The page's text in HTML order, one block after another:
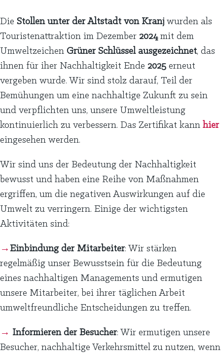
Die Stollen unter der Altstadt von Kranj wurden als
Touristenattraktion im Dezember 2024mit dem
Umweltzeichen Grüner Schlüssel ausgezeichnet, das
ihnen für iher Nachhaltigkeit Ende 2025 erneut
vergeben wurde. Wir sind stolz darauf, Teil der
Bemühungen um eine nachhaltige Zukunft zu sein
und verpflichten uns, unsere Umweltleistung
kontinuierlich zu verbessern. Das Zertifikat kann hier
eingesehen werden.
Wir sind uns der Bedeutung der Nachhaltigkeit
bewusst und haben eine Reihe von Maßnahmen
ergriffen, um die negativen Auswirkungen auf die
Umwelt zu verringern. Einige der wichtigsten
Aktivitäten sind:
→ Einbindung der Mitarbeiter: Wir stärken
regelmäßig unser Bewusstsein für die Bedeutung
eines nachhaltigen Managements und ermutigen
unsere Mitarbeiter, bei ihrer täglichen Arbeit
umweltfreundliche Entscheidungen zu treffen.
→ Informieren der Besucher: Wir ermutigen unsere
Besucher, nachhaltige Verkehrsmittel zu nutzen, wenn